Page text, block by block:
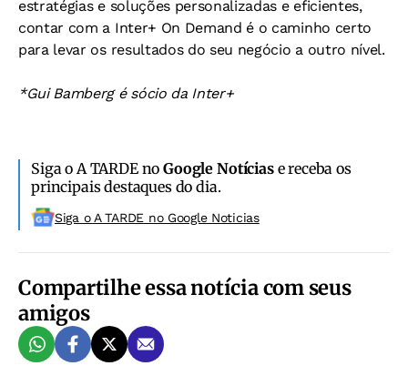
estratégias e soluções personalizadas e eficientes,
contar com a Inter+ On Demand é o caminho certo
para levar os resultados do seu negócio a outro nível.
*Gui Bamberg é sócio da Inter+
Siga o A TARDE noGoogle Notíciase receba os
principais destaques do dia.
Siga o A TARDE no Google Noticias
Compartilhe essa notícia com seus
amigos